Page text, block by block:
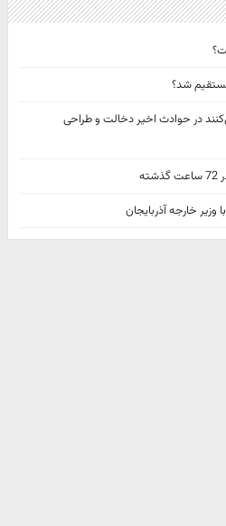
شد؟
در حوادث اخیر دخالت و طراحی
وزیر خارجه آذربایجان